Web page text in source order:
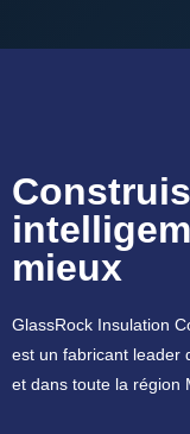
mieux
GlassRock Insulation
est un fabricant leader
et dans toute la région